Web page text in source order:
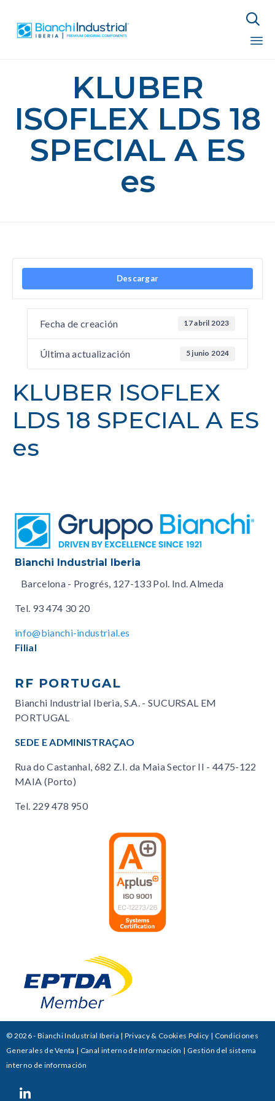

KLUBER
ISOFLEX LDS 18
SPECIAL A ES
es
Descargar
Fecha de creación 17 abril 2023
Última actualización 5 junio 2024
KLUBER ISOFLEX
LDS 18 SPECIAL A ES
es
Bianchi Industrial Iberia
Barcelona - Progrés, 127-133 Pol. Ind. Almeda
Tel. 93 474 30 20
info@bianchi-industrial.es
Filial
RF PORTUGAL
Bianchi Industrial Iberia, S.A. - SUCURSAL EM
PORTUGAL
SEDE E ADMINISTRAÇAO
Rua do Castanhal, 682 Z.I. da Maia Sector II - 4475-122
MAIA (Porto)
Tel. 229 478 950
© 2026 - Bianchi Industrial Iberia | Privacy & Cookies Policy | Condiciones
Generales de Venta | Canal interno de Información | Gestión del sistema
interno de información